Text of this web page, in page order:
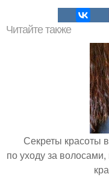
Читайте также
Секреты красоты
по уходу за